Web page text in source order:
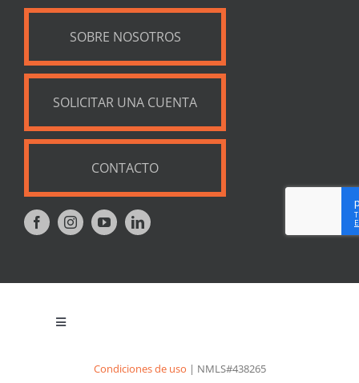
SOBRE NOSOTROS
SOLICITAR UNA CUENTA
CONTACTO
Toggle
Condiciones de uso | NMLS#438265